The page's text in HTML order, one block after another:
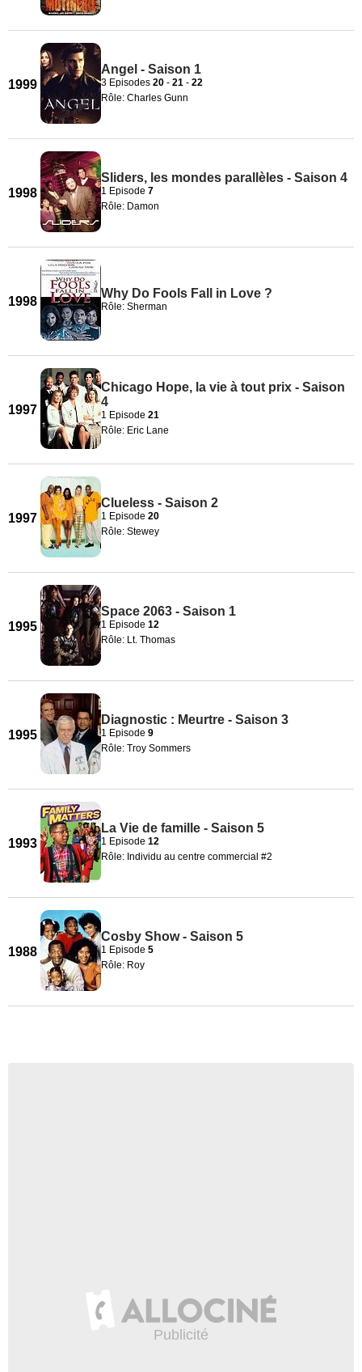
1999
Angel - Saison 1
3 Episodes 20 - 21 - 22
Rôle: Charles Gunn
1998
Sliders, les mondes parallèles - Saison 4
1 Episode 7
Rôle: Damon
1998
Why Do Fools Fall in Love ?
Rôle: Sherman
1997
Chicago Hope, la vie à tout prix - Saison
4
1 Episode 21
Rôle: Eric Lane
1997
Clueless - Saison 2
1 Episode 20
Rôle: Stewey
1995
Space 2063 - Saison 1
1 Episode 12
Rôle: Lt. Thomas
1995
Diagnostic : Meurtre - Saison 3
1 Episode 9
Rôle: Troy Sommers
1993
La Vie de famille - Saison 5
1 Episode 12
Rôle: Individu au centre commercial #2
1988
Cosby Show - Saison 5
1 Episode 5
Rôle: Roy